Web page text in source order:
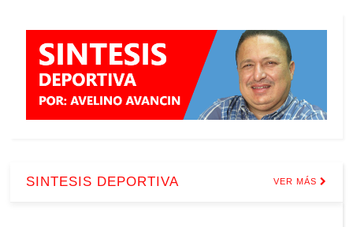
SINTESIS DEPORTIVA VER MÁS